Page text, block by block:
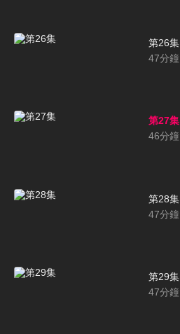
第26集
47分鐘
第27集
46分鐘
第28集
47分鐘
第29集
47分鐘